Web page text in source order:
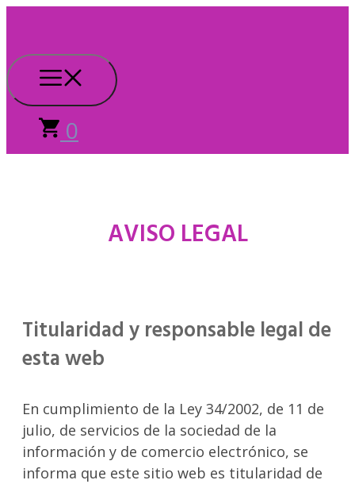
contenido
Menú
0
AVISO LEGAL
Titularidad y responsable legal de
esta web
En cumplimiento de la Ley 34/2002, de 11 de
julio, de servicios de la sociedad de la
información y de comercio electrónico, se
informa que este sitio web es titularidad de